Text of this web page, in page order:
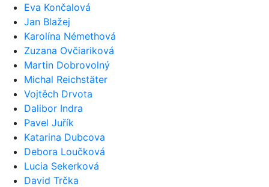
Eva Končalová
Jan Blažej
Karolína Némethová
Zuzana Ovčiariková
Martin Dobrovolný
Michal Reichstäter
Vojtěch Drvota
Dalibor Indra
Pavel Juřík
Katarina Dubcova
Debora Loučková
Lucia Sekerková
David Trčka